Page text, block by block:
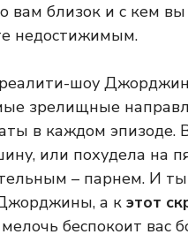
вам близок и с кем
недостижимым.
шоу
зрелищные
в каждом
или похудела на
– парнем. И
а к этот
беспокоит вас